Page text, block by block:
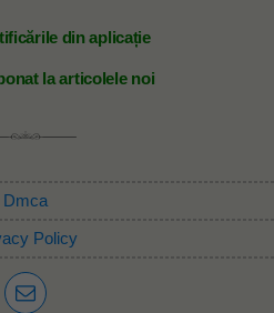
din aplicație
la articolele noi
Dmca
Policy